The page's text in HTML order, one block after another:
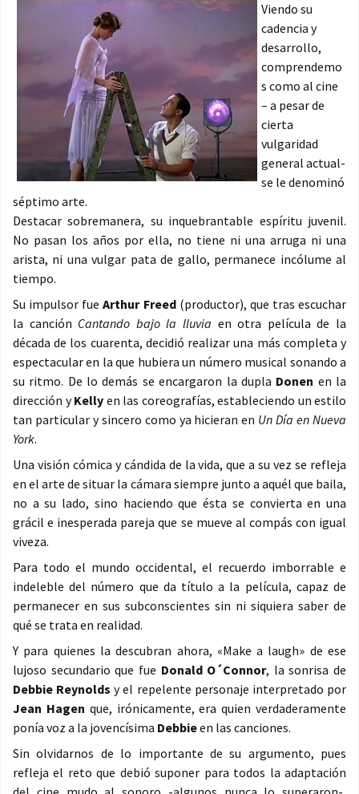
Viendo su
cadencia y
desarrollo,
comprendemo
s como al cine
– a pesar de
cierta
vulgaridad
general actual-
se le denominó
séptimo arte.
Destacar sobremanera, su inquebrantable espíritu juvenil.
No pasan los años por ella, no tiene ni una arruga ni una
arista, ni una vulgar pata de gallo, permanece incólume al
tiempo.
Su impulsor fueArthur Freed(productor), que tras escuchar
la canción Cantando bajo la lluvia en otra película de la
década de los cuarenta, decidió realizar una más completa y
espectacular en la que hubiera un número musical sonando a
su ritmo. De lo demás se encargaron la dupla Donen en la
dirección yKelly en las coreografías, estableciendo un estilo
tan particular y sincero como ya hicieran en Un Día en Nueva
York.
Una visión cómica y cándida de la vida, que a su vez se refleja
en el arte de situar la cámara siempre junto a aquél que baila,
no a su lado, sino haciendo que ésta se convierta en una
grácil e inesperada pareja que se mueve al compás con igual
viveza.
Para todo el mundo occidental, el recuerdo imborrable e
indeleble del número que da título a la película, capaz de
permanecer en sus subconscientes sin ni siquiera saber de
qué se trata en realidad.
Y para quienes la descubran ahora, «Make a laugh» de ese
lujoso secundario que fue Donald O´Connor, la sonrisa de
Debbie Reynolds y el repelente personaje interpretado por
Jean Hagen que, irónicamente, era quien verdaderamente
ponía voz a la jovencísima Debbieen las canciones.
Sin olvidarnos de lo importante de su argumento, pues
refleja el reto que debió suponer para todos la adaptación